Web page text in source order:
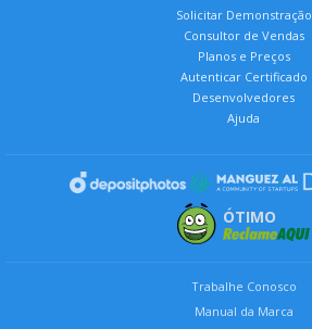
Solicitar Demonstração
Consultor de Vendas
Planos e Preços
Autenticar Certificado
Desenvolvedores
Ajuda
ÓTIMO
Trabalhe Conosco
Manual da Marca